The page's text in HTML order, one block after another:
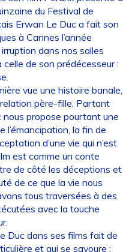
du Festival de
Erwan Le Duc a fait son
à Cannes l’année
dans nos salles
de son prédécesseur :
vue une histoire banale,
relation père-fille. Partant
nous propose pourtant une
l’émancipation, la fin de
d’une vie qui n’est
est comme un conte
de côté les déceptions et
de ce que la vie nous
tous traversées à des
avec la touche
Duc dans ses films fait de
et qui se savoure :